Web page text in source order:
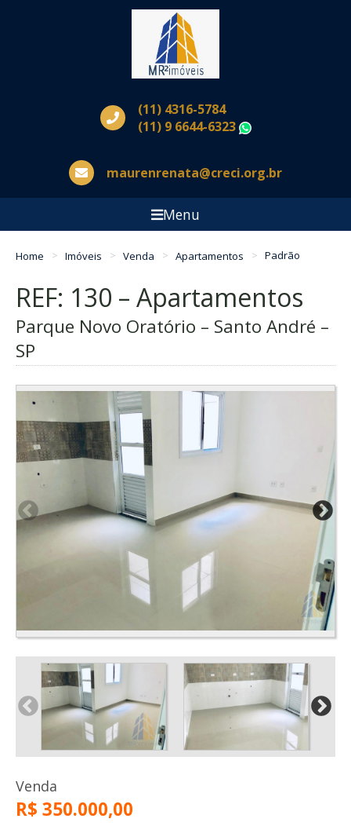
(11) 4316-5784
(11) 9 6644-6323
maurenrenata@creci.org.br
Menu
Home Imóveis Venda Apartamentos Padrão
REF: 130 – Apartamentos
Parque Novo Oratório – Santo André –
SP
Venda
R$ 350.000,00